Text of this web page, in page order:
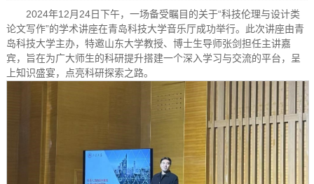
2024年12月24日下午，一场备受瞩目的关于“科技伦理与设计类
论文写作”的学术讲座在青岛科技大学音乐厅成功举行。此次讲座由青
岛科技大学主办，特邀山东大学教授、博士生导师张剑担任主讲嘉
宾，旨在为广大师生的科研提升搭建一个深入学习与交流的平台，呈
上知识盛宴，点亮科研探索之路。